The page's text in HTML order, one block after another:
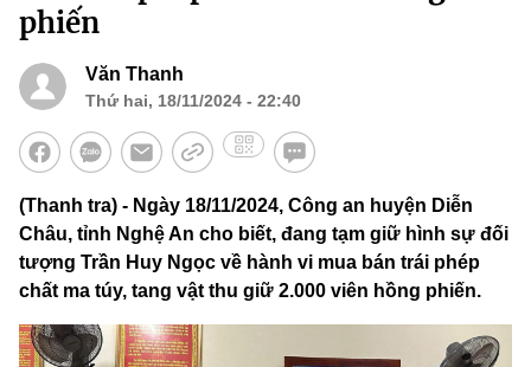
phiến
Văn Thanh
Thứ hai, 18/11/2024 - 22:40
(Thanh tra) - Ngày 18/11/2024, Công an huyện Diễn
Châu, tỉnh Nghệ An cho biết, đang tạm giữ hình sự đối
tượng Trần Huy Ngọc về hành vi mua bán trái phép
chất ma túy, tang vật thu giữ 2.000 viên hồng phiến.